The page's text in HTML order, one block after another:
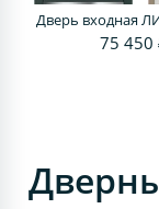
Дверь входная
75 450